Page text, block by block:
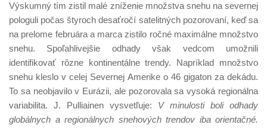
Výskumný tím zistil malé zníženie množstva snehu na severnej
pologuli počas štyroch desaťročí satelitných pozorovaní, keď sa
na prelome februára a marca zistilo ročné maximálne množstvo
snehu. Spoľahlivejšie odhady však vedcom umožnili
identifikovať rôzne kontinentálne trendy. Napríklad množstvo
snehu kleslo v celej Severnej Amerike o 46 gigaton za dekádu.
To sa neobjavilo v Eurázii, ale pozorovala sa vysoká regionálna
variabilita. J. Pulliainen vysvetľuje: V minulosti boli odhady
globálnych a regionálnych snehových trendov iba orientačné.